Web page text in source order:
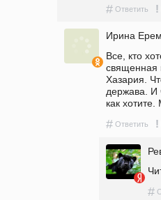
# Ответить !
Ирина
Все, кто
священная
Хазария.
держава. И
как
# Ответить !
#